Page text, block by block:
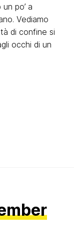
po’ a
Vediamo
di confine si
occhi di un